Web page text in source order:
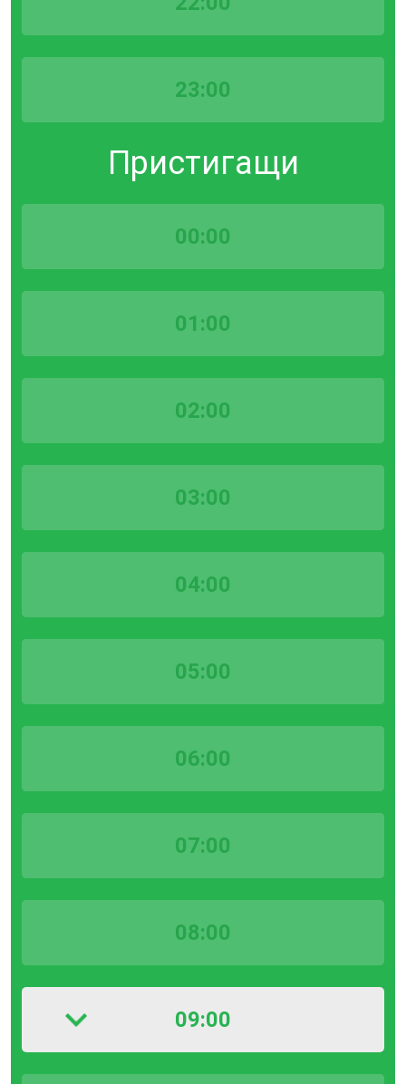
23:00
Пристигащи
00:00
01:00
02:00
03:00
04:00
05:00
06:00
07:00
08:00
09:00